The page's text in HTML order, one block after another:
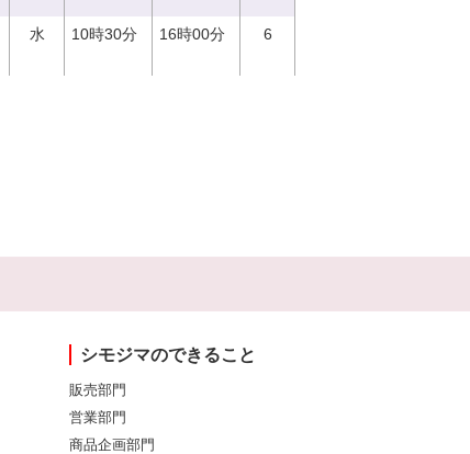
水 10時30分 16時00分 6
シモジマのできること
販売部門
営業部門
商品企画部門